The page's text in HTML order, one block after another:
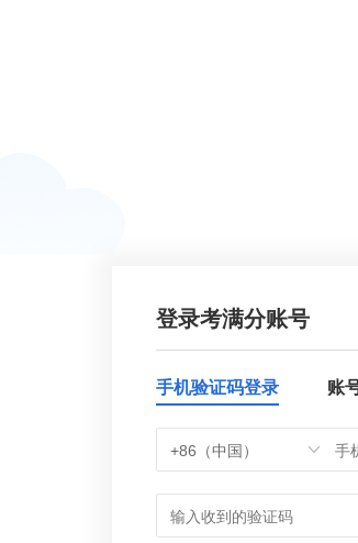
登录考满分账号
手机验证码登录 账
+86（中国）